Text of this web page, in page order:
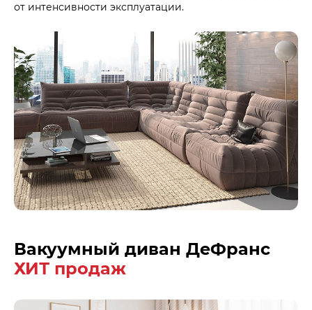
от интенсивности эксплуатации.
Вакуумный диван ДеФранс
ХИТ продаж